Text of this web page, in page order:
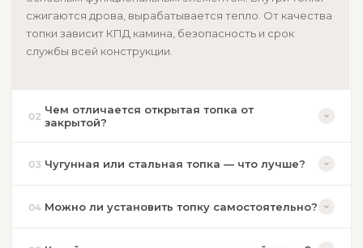
Зольник Есть
ОБЩАЯ ИНФОРМАЦИЯ
Производитель KOBOK
сжигаются дрова, вырабатывается тепло. От качества
топки зависит КПД камина, безопасность и срок
службы всей конструкции.
02 Чем отличается открытая топка от
закрытой?
03 Чугунная или стальная топка — что лучше?
04 Можно ли установить топку самостоятельно?